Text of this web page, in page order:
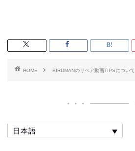
HOME BIRDMANのリペア動画TIPSについて
日本語